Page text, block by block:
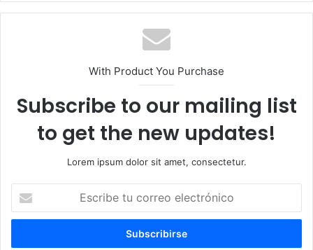
With Product You Purchase
Subscribe to our mailing list
to get the new updates!
Lorem ipsum dolor sit amet, consectetur.
correo